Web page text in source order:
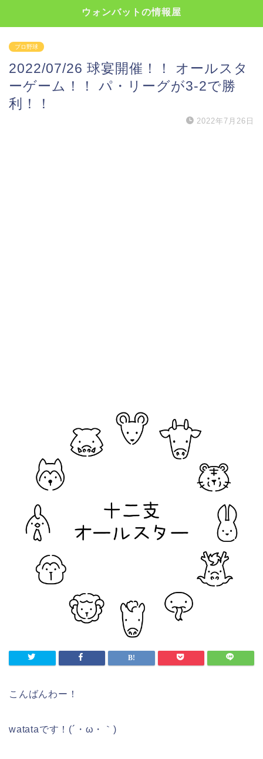
ウォンバットの情報屋
プロ野球
2022/07/26 球宴開催！！ オールスタ
ーゲーム！！ パ・リーグが3-2で勝
利！！
2022年7月26日
こんばんわー！
watataです！(´・ω・｀)